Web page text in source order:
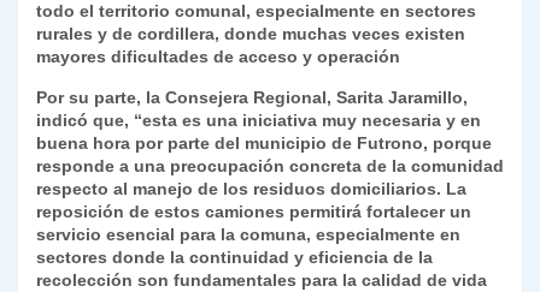
todo el territorio comunal, especialmente en sectores
rurales y de cordillera, donde muchas veces existen
mayores dificultades de acceso y operación
Por su parte, la Consejera Regional, Sarita Jaramillo,
indicó que, “esta es una iniciativa muy necesaria y en
buena hora por parte del municipio de Futrono, porque
responde a una preocupación concreta de la comunidad
respecto al manejo de los residuos domiciliarios. La
reposición de estos camiones permitirá fortalecer un
servicio esencial para la comuna, especialmente en
sectores donde la continuidad y eficiencia de la
recolección son fundamentales para la calidad de vida